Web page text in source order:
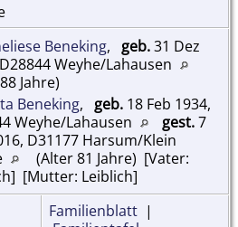
Beneking, geb.31 Dez
Weyhe/Lahausen
Jahre)
Beneking, geb. 18 Feb 1934,
Weyhe/Lahausen
gest.7
D31177 Harsum/Klein
(Alter 81 Jahre) [Vater:
[Mutter: Leiblich]
Familienblatt |